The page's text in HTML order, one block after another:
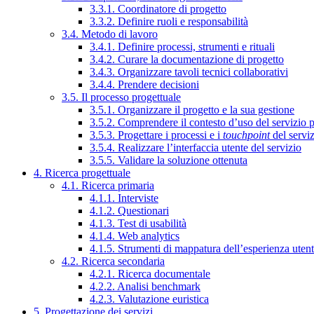
3.3.1. Coordinatore di progetto
3.3.2. Definire ruoli e responsabilità
3.4. Metodo di lavoro
3.4.1. Definire processi, strumenti e rituali
3.4.2. Curare la documentazione di progetto
3.4.3. Organizzare tavoli tecnici collaborativi
3.4.4. Prendere decisioni
3.5. Il processo progettuale
3.5.1. Organizzare il progetto e la sua gestione
3.5.2. Comprendere il contesto d’uso del servizio
3.5.3. Progettare i processi e i touchpointdel
3.5.4. Realizzare l’interfaccia utente del servizio
3.5.5. Validare la soluzione ottenuta
4. Ricerca progettuale
4.1. Ricerca primaria
4.1.1. Interviste
4.1.2. Questionari
4.1.3. Test di usabilità
4.1.4. Web analytics
4.1.5. Strumenti di mappatura dell’esperienza
4.2. Ricerca secondaria
4.2.1. Ricerca documentale
4.2.2. Analisi benchmark
4.2.3. Valutazione euristica
5. Progettazione dei servizi